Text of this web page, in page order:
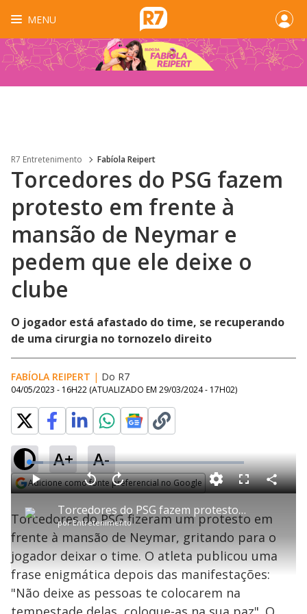
MENU
R7 Entretenimento Fabíola Reipert
Torcedores do PSG fazem
protesto em frente à
mansão de Neymar e
pedem que ele deixe o
clube
O jogador está afastado do time, se recuperando
de uma cirurgia no tornozelo direito
FABÍOLA REIPERT | Do R7
04/05/2023 - 16H22 (ATUALIZADO EM 29/03/2024 - 17H02)
A+ A-
Adicione como fonte preferencial no Google
P
l
a
Torcedores do PSG fazem protesto em frente à mansão de Neymar e pedem que ele deixe o clube
porEntretenimento
P V
l
t
a
r
0
e
g
n
d
A
n
ç
a
r
1
s
e
u
n
o
s
L
o
a
d
e
.
7
4
%
F
l
s
c
e
n
C
o
a
r
i
l
a
Torcedores do PSG fizeram um protesto em
frente à mansão de Neymar, gritando para o
jogador deixar o time. O atleta publicou uma
frase enigmática depois das manifestações:
"Não deixe as pessoas te colocarem na